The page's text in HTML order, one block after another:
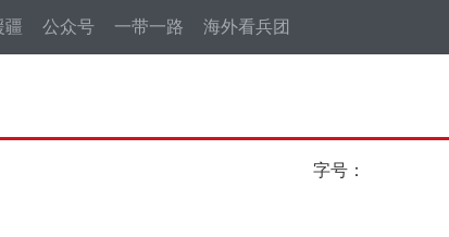
疆 公众号 一带一路 海外看兵团
字号：